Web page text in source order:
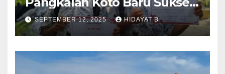
Laksanakan Tugas pada
Upacara 17 Agustus 2025
SEPTEMBER 12, 2025 HIDAYAT B